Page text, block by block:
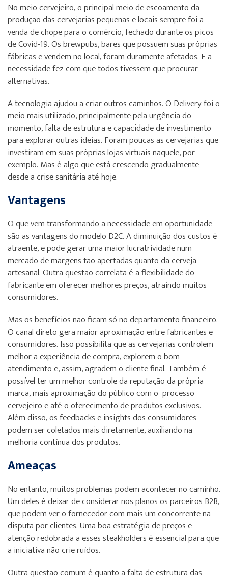
No meio cervejeiro, o principal meio de escoamento da
produção das cervejarias pequenas e locais sempre foi a
venda de chope para o comércio, fechado durante os picos
de Covid-19. Os brewpubs, bares que possuem suas próprias
fábricas e vendem no local, foram duramente afetados. E a
necessidade fez com que todos tivessem que procurar
alternativas.
A tecnologia ajudou a criar outros caminhos. O Delivery foi o
meio mais utilizado, principalmente pela urgência do
momento, falta de estrutura e capacidade de investimento
para explorar outras ideias. Foram poucas as cervejarias que
investiram em suas próprias lojas virtuais naquele, por
exemplo. Mas é algo que está crescendo gradualmente
desde a crise sanitária até hoje.
Vantagens
O que vem transformando a necessidade em oportunidade
são as vantagens do modelo D2C. A diminuição dos custos é
atraente, e pode gerar uma maior lucratrividade num
mercado de margens tão apertadas quanto da cerveja
artesanal. Outra questão correlata é a flexibilidade do
fabricante em oferecer melhores preços, atraindo muitos
consumidores.
Mas os benefícios não ficam só no departamento financeiro.
O canal direto gera maior aproximação entre fabricantes e
consumidores. Isso possibilita que as cervejarias controlem
melhor a experiência de compra, explorem o bom
atendimento e, assim, agradem o cliente final. Também é
possível ter um melhor controle da reputação da própria
marca, mais aproximação do público com o processo
cervejeiro e até o oferecimento de produtos exclusivos.
Além disso, os feedbacks e insights dos consumidores
podem ser coletados mais diretamente, auxiliando na
melhoria contínua dos produtos.
Ameaças
No entanto, muitos problemas podem acontecer no caminho.
Um deles é deixar de considerar nos planos os parceiros B2B,
que podem ver o fornecedor com mais um concorrente na
disputa por clientes. Uma boa estratégia de preços e
atenção redobrada a esses steakholders é essencial para que
a iniciativa não crie ruídos.
Outra questão comum é quanto a falta de estrutura das